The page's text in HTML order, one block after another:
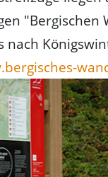
"Bergischen
nach